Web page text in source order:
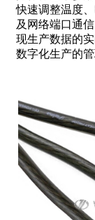
快速调整温度
及网络端口通
现生产数据的
数字化生产的管